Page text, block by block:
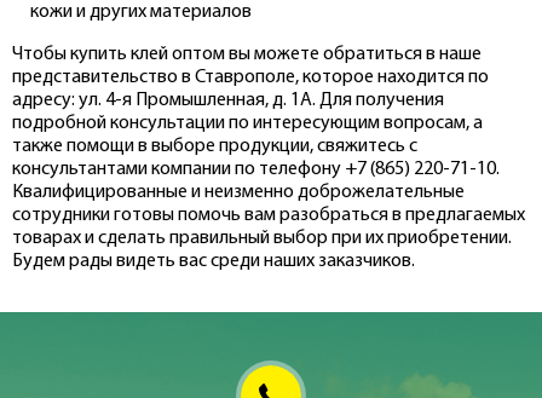
кожи и других материалов
Чтобы купить клей оптом вы можете обратиться в наше
представительство в Ставрополе, которое находится по
адресу: ул. 4-я Промышленная, д. 1А. Для получения
подробной консультации по интересующим вопросам, а
также помощи в выборе продукции, свяжитесь с
консультантами компании по телефону +7 (865) 220-71-10.
Квалифицированные и неизменно доброжелательные
сотрудники готовы помочь вам разобраться в предлагаемых
товарах и сделать правильный выбор при их приобретении.
Будем рады видеть вас среди наших заказчиков.